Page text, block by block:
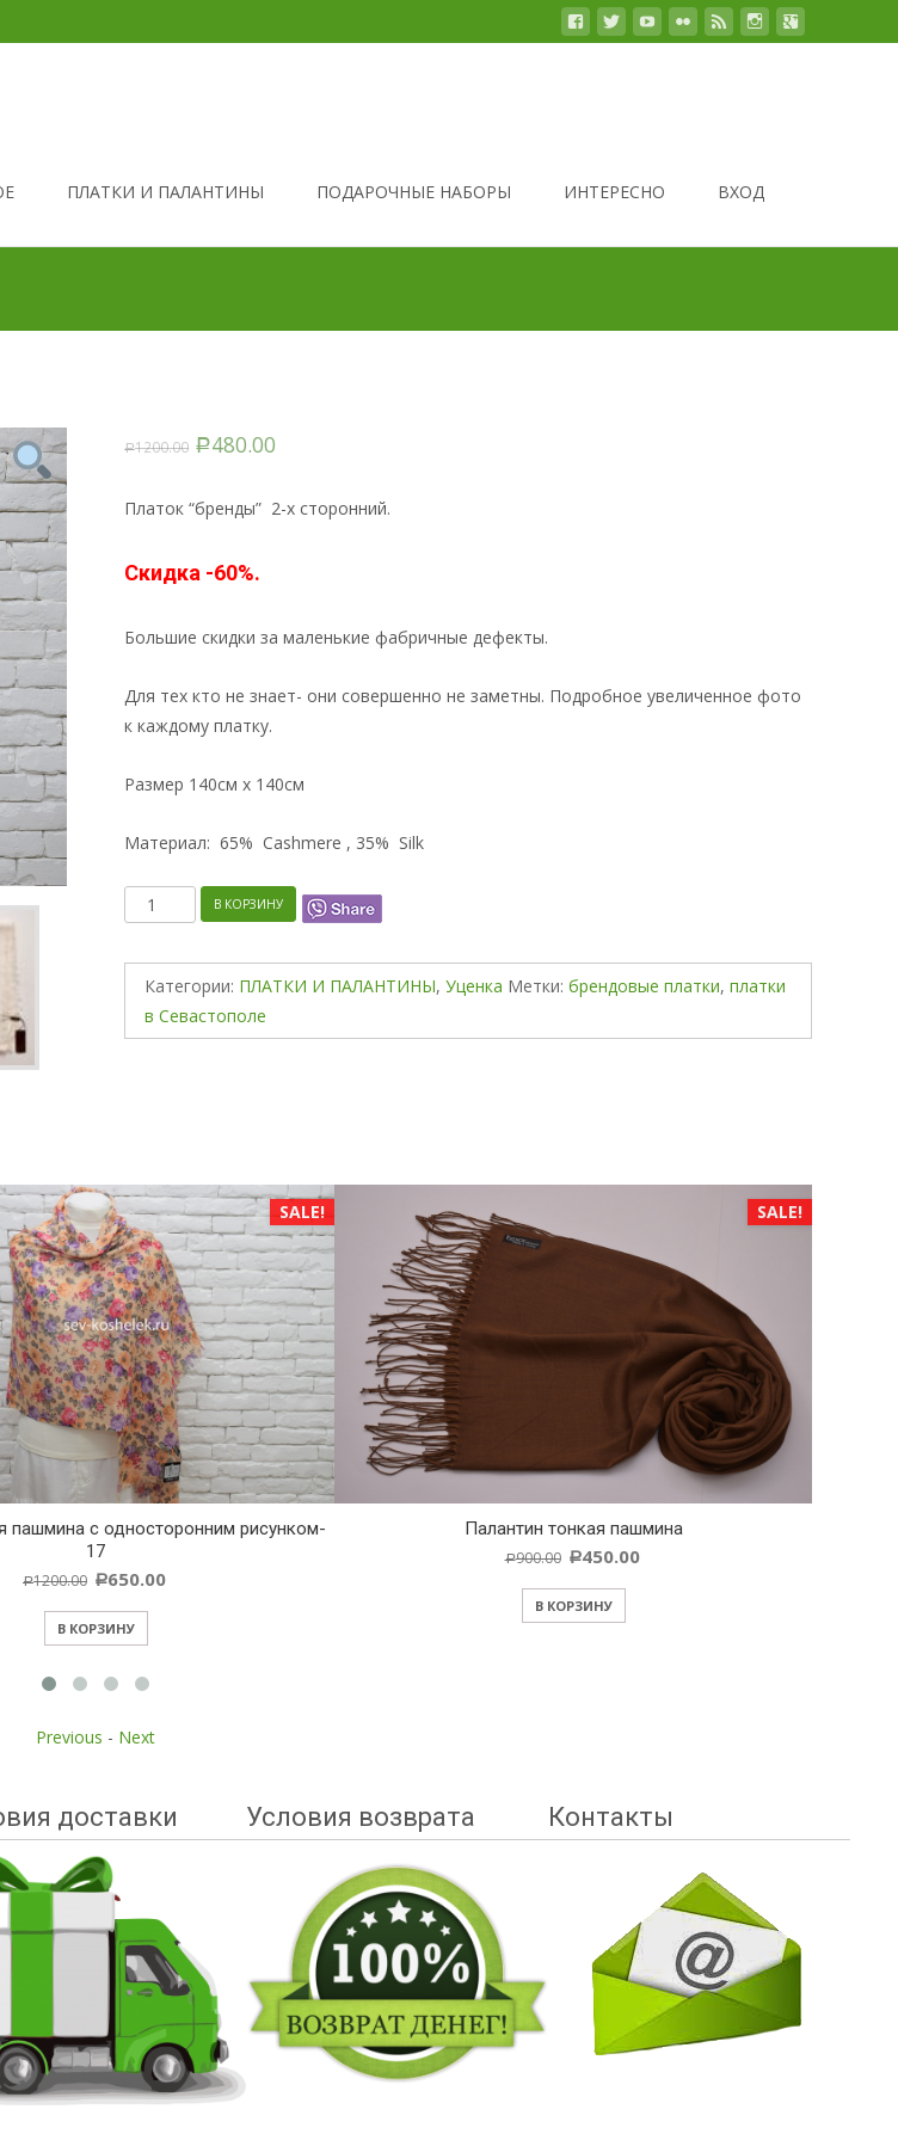
ПЛАТКИ И ПАЛАНТИНЫ ПОДАРОЧНЫЕ НАБОРЫ ИНТЕРЕСНО ВХОД
Р1200.00 Р480.00
Платок “бренды” 2-х сторонний.
Скидка -60%.
Большие скидки за маленькие фабричные дефекты.
Для тех кто не знает- они совершенно не заметны. Подробное увеличенное фото
к каждому платку.
Размер 140см x 140см
Материал: 65% Cashmere , 35% Silk
КоличествоВ КОРЗИНУ
Категории: ПЛАТКИ И ПАЛАНТИНЫ, Уценка Метки: брендовые платки, платки
в Севастополе
SALE!
пашмина с односторонним рисунком-
17
Р1200.00 Р650.00
В КОРЗИНУ
SALE!
Палантин тонкая пашмина
Р900.00 Р450.00
В КОРЗИНУ
Previous - Next
доставки Условия возврата Контакты